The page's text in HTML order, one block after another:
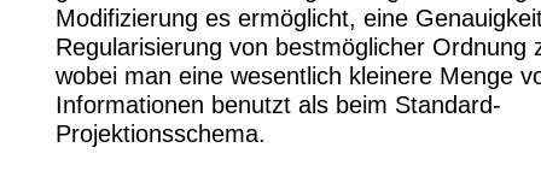
Modifizierung es ermöglicht, eine
Regularisierung von bestmöglicher Ordnung
wobei man eine wesentlich kleinere Menge
Informationen benutzt als beim Standard-
Projektionsschema.